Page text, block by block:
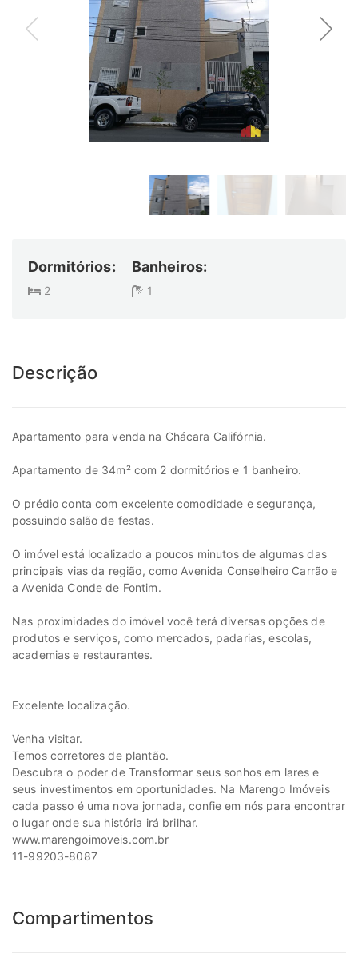
Dormitórios:
2
Banheiros:
1
Descrição
Apartamento para venda na Chácara Califórnia.
Apartamento de 34m² com 2 dormitórios e 1 banheiro.
O prédio conta com excelente comodidade e segurança,
possuindo salão de festas.
O imóvel está localizado a poucos minutos de algumas das
principais vias da região, como Avenida Conselheiro Carrão e
a Avenida Conde de Fontim.
Nas proximidades do imóvel você terá diversas opções de
produtos e serviços, como mercados, padarias, escolas,
academias e restaurantes.
Excelente localização.
Venha visitar.
Temos corretores de plantão.
Descubra o poder de Transformar seus sonhos em lares e
seus investimentos em oportunidades. Na Marengo Imóveis
cada passo é uma nova jornada, confie em nós para encontrar
o lugar onde sua história irá brilhar.
www.marengoimoveis.com.br
11-99203-8087
Compartimentos